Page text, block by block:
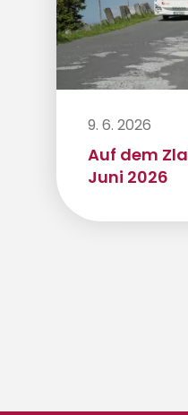
9. 6. 2026
Auf dem
Juni 2026